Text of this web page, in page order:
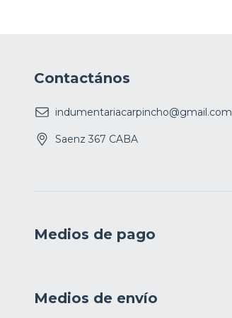
Contactános
indumentariacarpincho@gmail.com
Saenz 367 CABA
Medios de pago
Medios de envío